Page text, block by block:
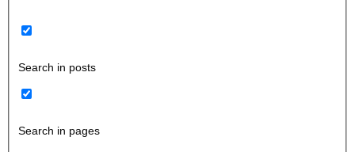
Search in posts
Search in pages